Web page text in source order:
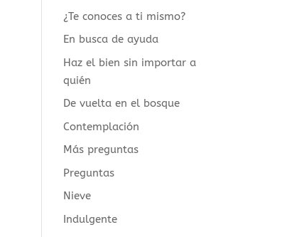
¿Te conoces a ti mismo?
En busca de ayuda
Haz el bien sin importar a
quién
De vuelta en el bosque
Contemplación
Más preguntas
Preguntas
Nieve
Indulgente